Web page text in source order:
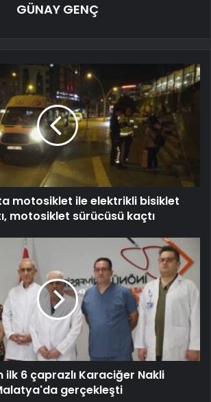
GÜNAY GENÇ
motosiklet ile elektrikli bisiklet
motosiklet sürücüsü kaçtı
ilk 6 çaprazlı Karaciğer Nakli
gerçekleşti